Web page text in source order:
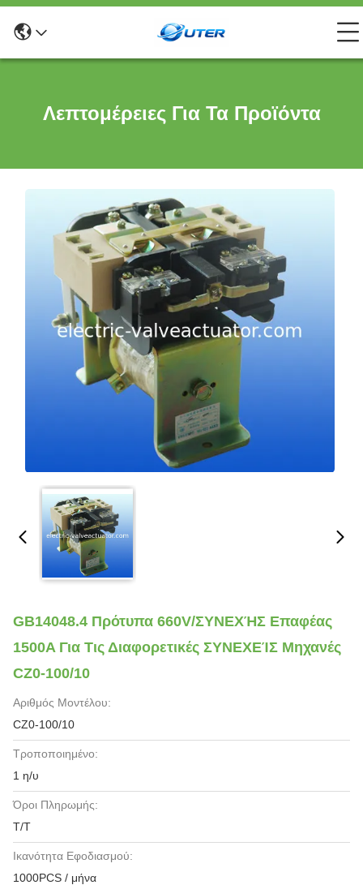
Λεπτομέρειες Για Τα Προϊόντα
GB14048.4 Πρότυπα 660V/ΣΥΝΕΧΉΣ Επαφέας
1500A Για Τις Διαφορετικές ΣΥΝΕΧΕΊΣ Μηχανές
CZ0-100/10
Αριθμός Μοντέλου:
CZ0-100/10
Τροποποιημένο:
1 η/υ
Όροι Πληρωμής:
T/T
Ικανότητα Εφοδιασμού:
1000PCS / μήνα